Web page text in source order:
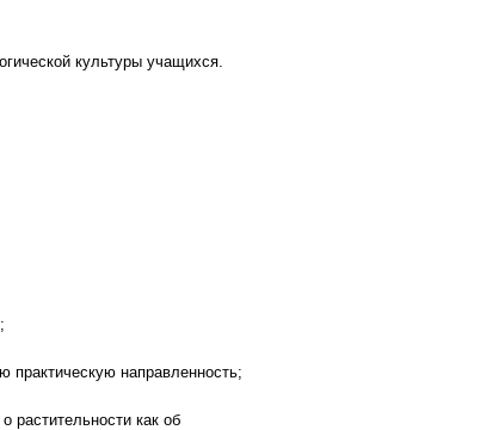
культуры учащихся.
практическую направленность;
растительности как об